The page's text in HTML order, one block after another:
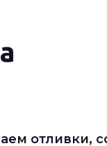
отливки,